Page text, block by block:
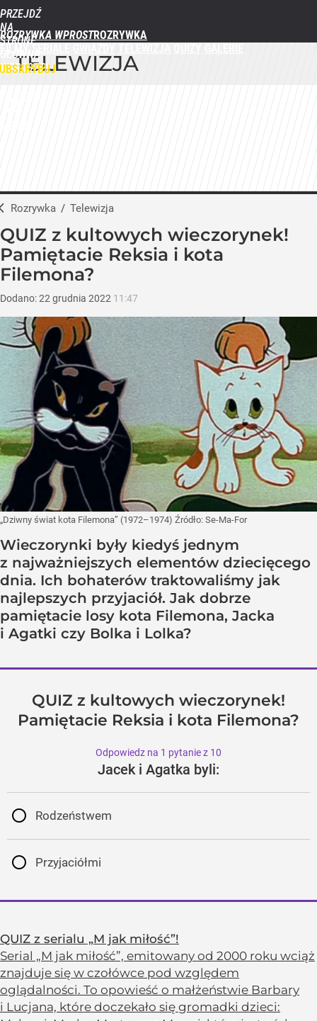
PRZEJDŹ
NA
STRONĘ
GŁÓWNĄ
WPROST.PL
ROZRYWKA WPROST
TELEWIZJA
Rozrywka / Telewizja
QUIZ z kultowych wieczorynek!
Pamiętacie Reksia i kota
Filemona?
Dodano:22 grudnia 2022 11:47
„Dziwny świat kota Filemona” (1972–1974) Źródło: Se-Ma-For
Wieczorynki były kiedyś jednym
z najważniejszych elementów dziecięcego
dnia. Ich bohaterów traktowaliśmy jak
najlepszych przyjaciół. Jak dobrze
pamiętacie losy kota Filemona, Jacka
i Agatki czy Bolka i Lolka?
QUIZ z kultowych wieczorynek!
Pamiętacie Reksia i kota Filemona?
Odpowiedz na 1 pytanie z 10
Jacek i Agatka byli:
Rodzeństwem
Przyjaciółmi
QUIZ z serialu „M jak miłość”!
Serial „M jak miłość”, emitowany od 2000 roku wciąż
znajduje się w czołówce pod względem
oglądalności. To opowieść o małżeństwie Barbary
i Lucjana, które doczekało się gromadki dzieci: